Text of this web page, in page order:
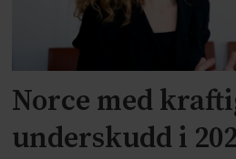
Norce med
underskudd i